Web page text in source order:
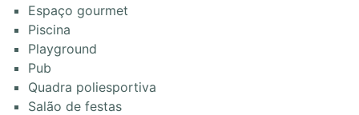
Espaço gourmet
Piscina
Playground
Pub
Quadra poliesportiva
Salão de festas